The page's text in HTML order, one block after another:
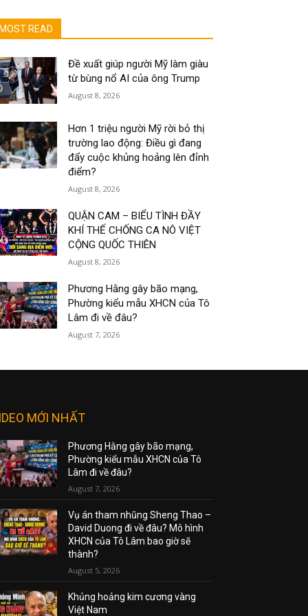
MOST READ
Đề xuất giúp người Mỹ làm giàu
từ bùng nổ AI của ông Trump
August 8, 2026
Hơn 1 triệu người Mỹ rời bỏ thị
trường lao động: Điều gì đang
đẩy cuộc khủng hoảng lên đỉnh
điểm?
August 8, 2026
QUẬN CAM – BIỂU TÌNH ĐẦY
KHÍ THẾ CHỐNG CA NÔ VIỆT
CỘNG QUỐC THIÊN
August 8, 2026
Phương Hằng gây bão mạng,
Phường kiểu mẫu XHCN của Tô
Lâm đi về đâu?
August 7, 2026
MỚI NHẤT
Phương Hằng gây bão mạng,
Phường kiểu mẫu XHCN của Tô
Lâm đi về đâu?
August 7, 2026
Vụ án tham nhũng Sheng Thao –
David Duong đi về đâu? Mô hình
XHCN của Tô Lâm bao giờ sẽ
thành?
August 5, 2026
Khủng hoảng kim cương vàng
Việt Nam